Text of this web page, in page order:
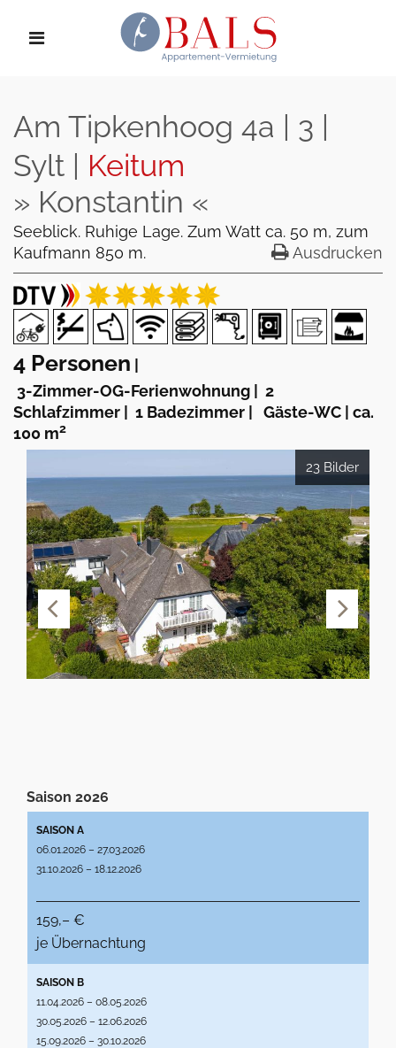
Am Tipkenhoog 4a | 3 |
Sylt | Keitum
» Konstantin «
Seeblick. Ruhige Lage. Zum Watt ca. 50 m, zum
Kaufmann 850 m.
Ausdrucken
4 Personen
3-Zimmer-OG-Ferienwohnung
2
Schlafzimmer
1 Badezimmer Gäste-WC
ca.
100 m2
23 Bilder
Saison 2026
SAISON A
06.01.2026 – 27.03.2026
31.10.2026 – 18.12.2026
159,– €
je Übernachtung
SAISON B
11.04.2026 – 08.05.2026
30.05.2026 – 12.06.2026
15.09.2026 – 30.10.2026